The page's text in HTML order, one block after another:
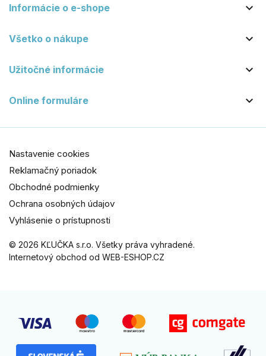
Informácie o e-shope 
Všetko o nákupe 
Užitočné informácie 
Online formuláre 
© 2026 KĽUČKA s.r.o. Všetky práva vyhradené.
Internetový obchod od WEB-ESHOP.CZ
Nastavenie cookies
Reklamačný poriadok
Obchodné podmienky
Ochrana osobných údajov
Vyhlásenie o prístupnosti